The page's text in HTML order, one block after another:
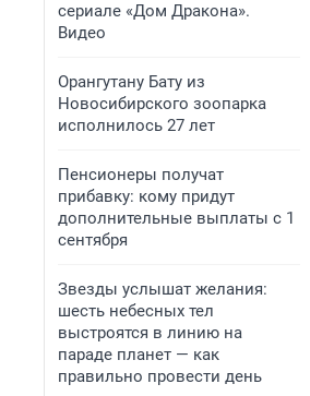
сериале «Дом Дракона».
Видео
Орангутану Бату из
Новосибирского зоопарка
исполнилось 27 лет
Пенсионеры получат
прибавку: кому придут
дополнительные выплаты с 1
сентября
Звезды услышат желания:
шесть небесных тел
выстроятся в линию на
параде планет — как
правильно провести день